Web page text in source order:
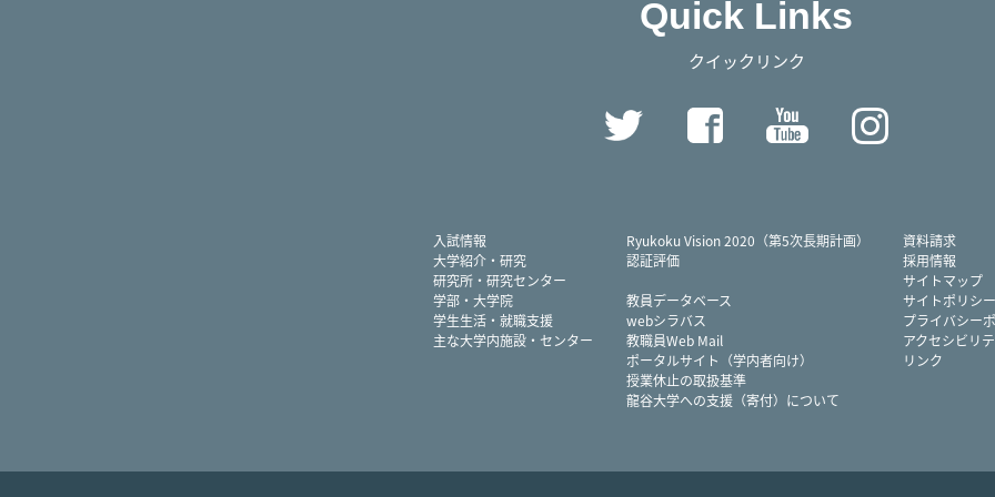
Quick Links
クイックリンク
Twitter FacebookYouTube
入試情報
大学紹介・研究
研究所・研究センター
学部・大学院
学生生活・就職支援
主な大学内施設・センター
Ryukoku Vision 2020（第5次長期計画）
認証評価
教員データベース
webシラバス
教職員Web Mail
ポータルサイト（学内者向け）
授業休止の取扱基準
龍谷大学への支援（寄付）について
資料請求
採用情報
サイトマップ
サイトポリシー
プライバシー
アクセシビリ
リンク